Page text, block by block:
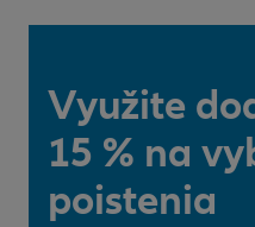
Využite
15 % na
poistenia